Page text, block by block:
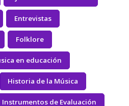
Entrevistas
Folklore
en educación
Historia de la Música
Instrumentos de Evaluación